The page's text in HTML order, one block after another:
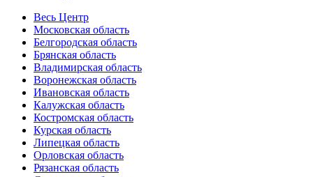
Весь Центр
Московская область
Белгородская область
Брянская область
Владимирская область
Воронежская область
Ивановская область
Калужская область
Костромская область
Курская область
Липецкая область
Орловская область
Рязанская область